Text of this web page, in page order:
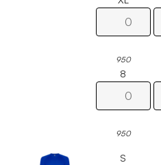
950
8
950
S